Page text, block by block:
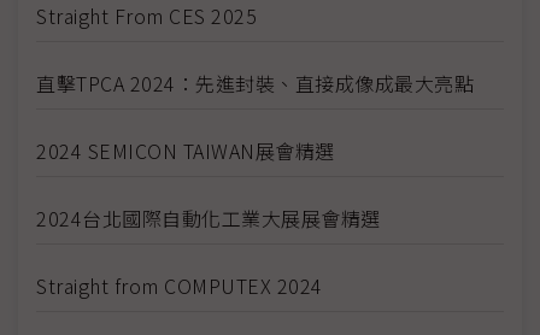
Straight From CES 2025
直擊TPCA 2024：先進封裝、直接成像成最大亮點
2024 SEMICON TAIWAN展會精選
2024台北國際自動化工業大展展會精選
Straight from COMPUTEX 2024